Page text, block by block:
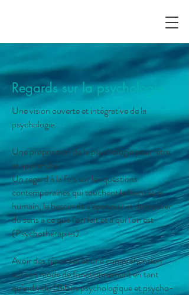
Regards sur la psychologie
Une vision ouverte et intégrative de la
psychologie.
Une proposition de la psychologie pour être
et apprendre
Un regard à la fois sur les questions
contemporaines qui touchent le bien-être
humain, le besoin de s’épanouir et de trouver
du sens à ce que l’on fait et à qui l’on est
(Psychothérapies).
Avoir des réponses et une compréhension
sur son mode de fonctionnement en tant
qu’individu (Bilans psychologique et psycho-